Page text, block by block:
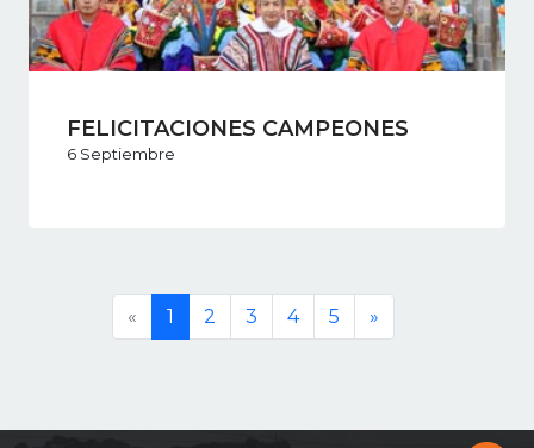
FELICITACIONES CAMPEONES
6 Septiembre
« 1 2 3 4 5 »